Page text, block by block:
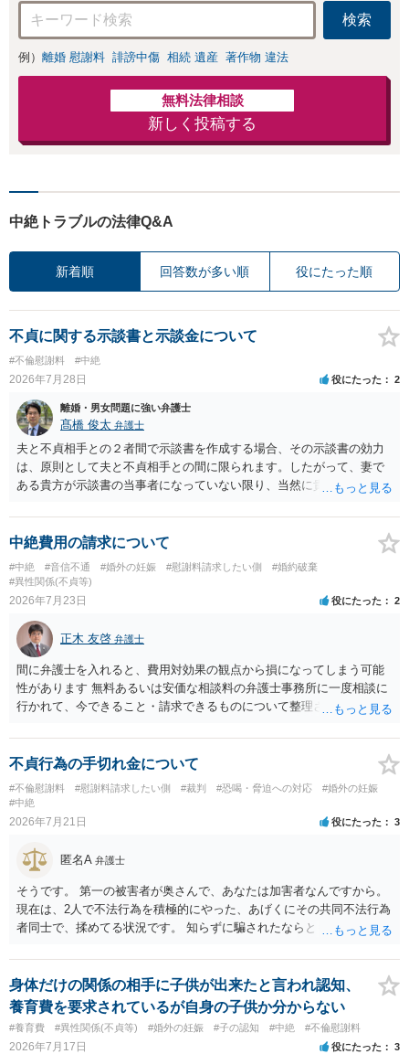
検索
例） 離婚 慰謝料 誹謗中傷 相続 遺産 著作物 違法
無料法律相談
新しく投稿する
中絶トラブルの法律Q&A
新着順 回答数が多い順 役にたった順
不貞に関する示談書と示談金について
#不倫慰謝料 #中絶
2026年7月28日 役にたった 2
離婚・男女問題に強い弁護士
髙橋 俊太 弁護士
夫と不貞相手との２者間で示談書を作成する場合、その示談書の効力
は、原則として夫と不貞相手との間に限られます。したがって、妻で
ある貴方が示談書の当事者になっていない限り、当然に貴方の不貞慰
避けるためには、示談書の中に「本示談は夫と不貞相手との間の清算
に限るものであり、妻の不貞相手に対する慰謝料請求権を放棄・制限
するものではない」旨を明記しておく方が安全です。また、清算条項
を入れる場合にも、「夫と不貞相手との間に限る」と対象を明確にす
べきです。 他方、不貞相手が夫から示談金を受け取る場合、その名目
手側から「すでに夫との間で一定の清算がされている」「夫側から支
払を受けた」などと（その当否は別として）反論等されてこじれてし
まう可能性があります。そのため、示談金の趣旨、清算対象、妻の請
求権への影響を明確にしておくことが重要です。示談金１８０万円の
妥当性については、中絶、精神的苦痛、通院・治療の有無、診断内
絶について双方同意があったとしても、身体的・精神的負担が考慮さ
れることはありますが、夫が当初から離婚できないと伝えていた事情
があるなら、結婚期待を理由とする損害については争い得る部分もあ
ります。 なお、貴方から不貞相手へ請求する慰謝料額は、夫が不貞相
手に支払う示談金額だけで決まるものではありません。不貞期間、回
数、婚姻期間、夫婦関係への影響、離婚・別居の有無、相手方の認識
等によって判断されます。 今後の状況等に応じて、弁護士への個別相
談も検討なさった方がよいでしょう。
中絶費用の請求について
#中絶 #音信不通 #婚外の妊娠 #慰謝料請求したい側
#婚約破棄
#異性関係(不貞等)
2026年7月23日 役にたった 2
正木 友啓 弁護士
間に弁護士を入れると、費用対効果の観点から損になってしまう可能
性があります 無料あるいは安価な相談料の弁護士事務所に一度相談に
行かれて、今できること・請求できるものについて整理されるのがよ
不貞行為の手切れ金について
#不倫慰謝料 #慰謝料請求したい側 #裁判 #恐喝・脅迫への対応
#婚外の妊娠
#中絶
2026年7月21日 役にたった 3
匿名A 弁護士
そうです。 第一の被害者が奥さんで、あなたは加害者なんですから。
現在は、2人で不法行為を積極的にやった、あげくにその共同不法行為
者同士で、揉めてる状況です。 知らずに騙されたならともか
というだけですから。
身体だけの関係の相手に子供が出来たと言われ認知、
養育費を要求されているが自身の子供か分からない
#養育費 #異性関係(不貞等) #婚外の妊娠 #子の認知 #中絶 #不倫慰謝料
2026年7月17日 役にたった 3